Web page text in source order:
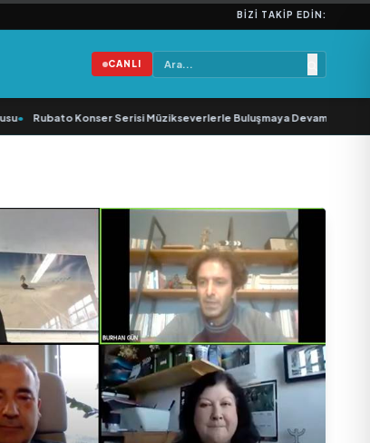
BIZI TAKIP EDIN:
CANLI
Rubato Konser Serisi Müzikseverlerle Buluşmaya Devam Ediyor